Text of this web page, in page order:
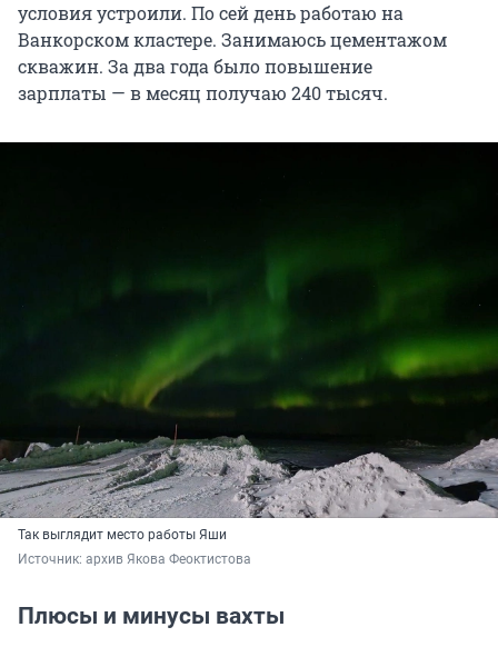
условия устроили. По сей день работаю на
Ванкорском кластере. Занимаюсь цементажом
скважин. За два года было повышение
зарплаты — в месяц получаю 240 тысяч.
Так выглядит место работы Яши
Источник: архив Якова Феоктистова
Плюсы и минусы вахты